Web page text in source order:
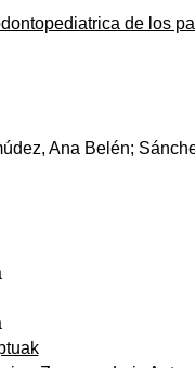
de los
Ana Belén;